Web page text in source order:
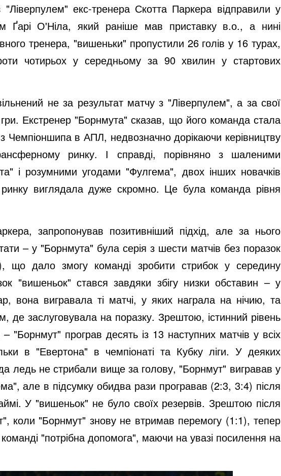
екс-тренера Скотта Паркера відправили у
Ґарі О'Ніла, який раніше мав приставку в.о., а нині
тренера, "вишеньки" пропустили 26 голів у 16 турах,
чотирьох у середньому за 90 хвилин у стартових
не за результат матчу з "Ліверпулем", а за свої
гри. Екстренер "Борнмута" сказав, що його команда стала
Чемпіоншипа в АПЛ, недвозначно дорікаючи керівництву
ринку. І справді, порівняно з шаленими
і розумними угодами "Фулгема", двох інших новачків
виглядала дуже скромно. Це була команда рівня
запропонував позитивніший підхід, але за нього
– у "Борнмута" була серія з шести матчів без поразок
що дало змогу команді зробити стрибок у середину
"вишеньок" стався завдяки збігу низки обставин – у
вона вигравала ті матчі, у яких награла на нічию, та
де заслуговувала на поразку. Зрештою, істинний рівень
"Борнмут" програв десять із 13 наступних матчів у всіх
в "Евертона" в чемпіонаті та Кубку ліги. У деяких
ледь не стрибали вище за голову, "Борнмут" вигравав у
але в підсумку обидва рази програвав (2:3, 3:4) після
У "вишеньок" не було своїх резервів. Зрештою після
коли "Борнмут" знову не втримав перемогу (1:1), тепер
"потрібна допомога", маючи на увазі посилення на